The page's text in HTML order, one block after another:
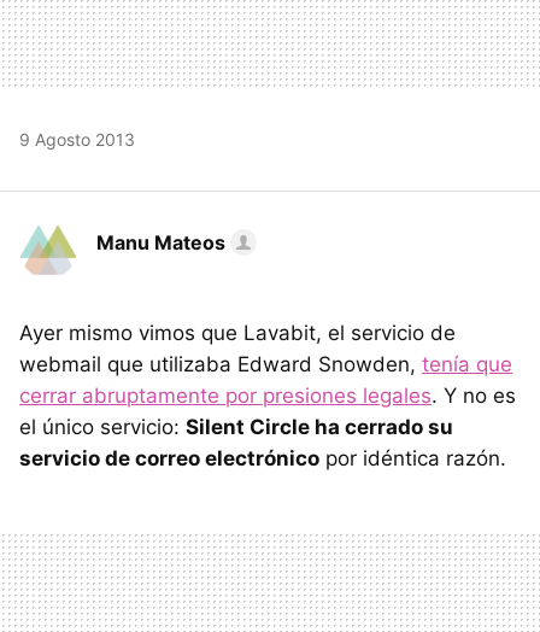
9 Agosto 2013
Manu Mateos
Ayer mismo vimos que Lavabit, el servicio de
webmail que utilizaba Edward Snowden, tenía que
cerrar abruptamente por presiones legales. Y no es
el único servicio: Silent Circle ha cerrado su
servicio de correo electrónico por idéntica razón.